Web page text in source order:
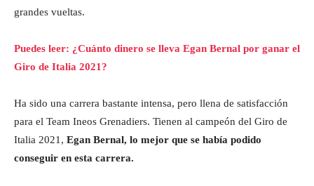
grandes vueltas.
Puedes leer: ¿Cuánto dinero se lleva Egan Bernal por ganar el
Giro de Italia 2021?
Ha sido una carrera bastante intensa, pero llena de satisfacción
para el Team Ineos Grenadiers. Tienen al campeón del Giro de
Italia 2021, Egan Bernal, lo mejor que se había podido
conseguir en esta carrera.